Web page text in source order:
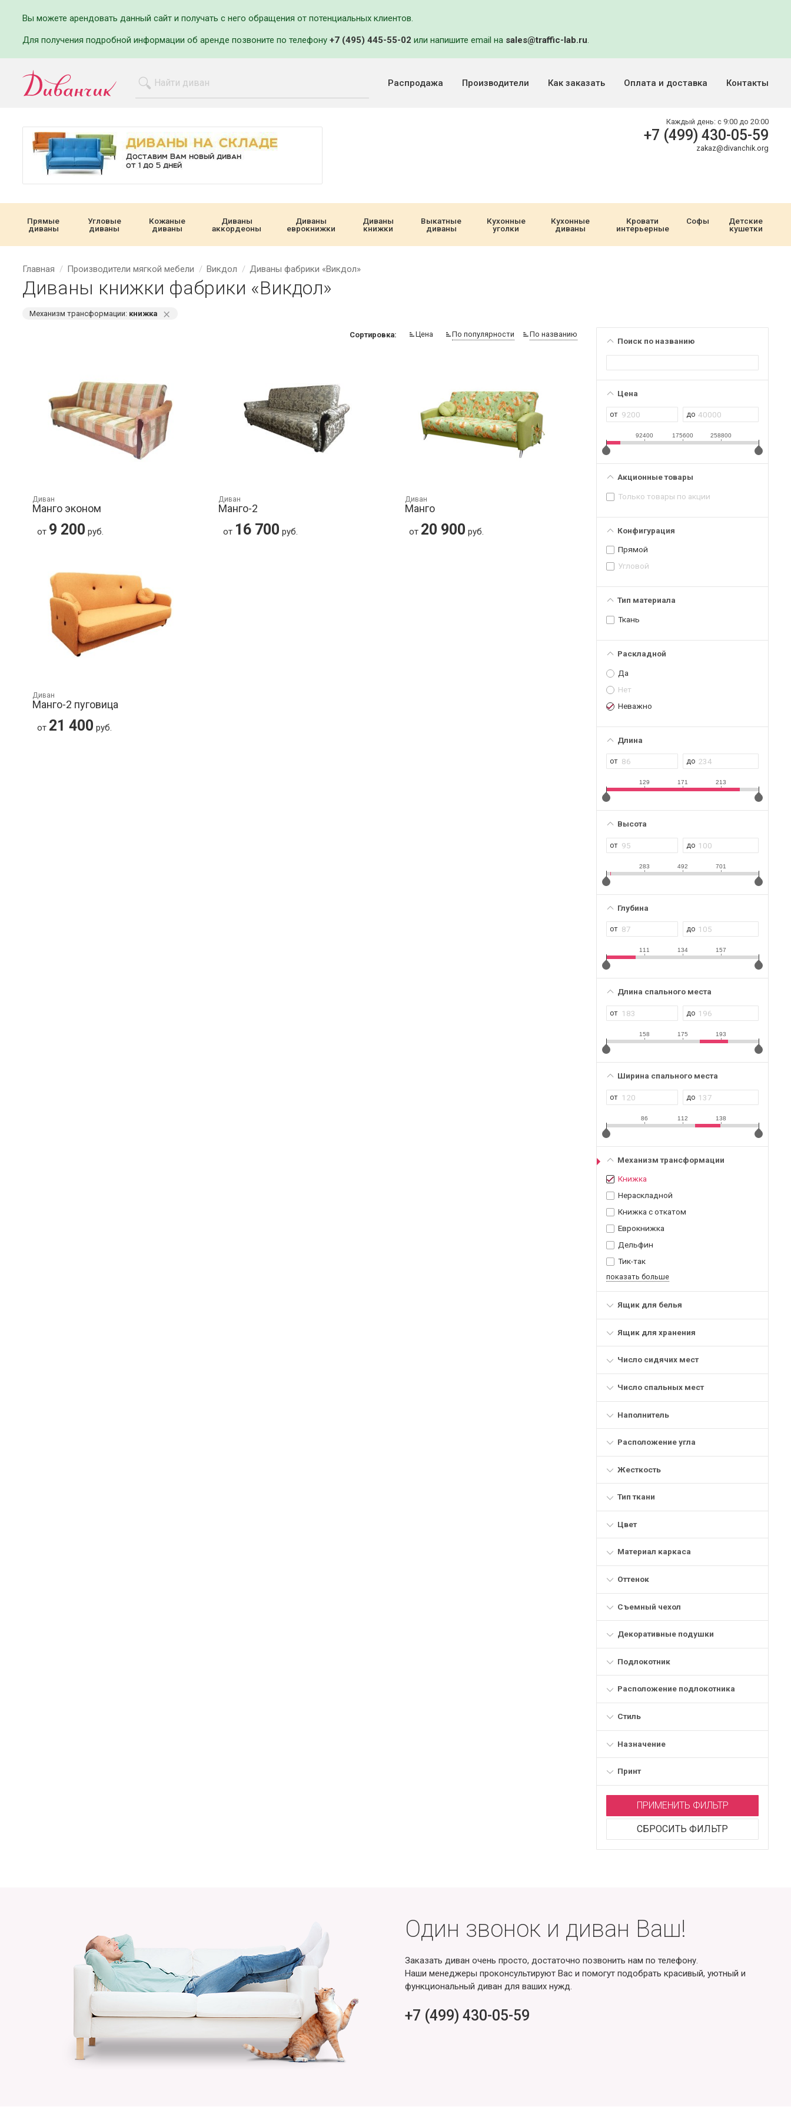
Вы можете арендовать данный сайт и получать с него обращения от потенциальных клиентов.
Для получения подробной информации об аренде позвоните по телефону +7 (495) 445-55-02 или напишите email на sales@traffic-lab.ru.
Распродажа Производители Как заказать Оплата и доставка Контакты
Каждый день: с 9:00 до 20:00
+7 (499) 430-05-59
zakaz@divanchik.org
Прямые
диваны
Угловые
диваны
Кожаные
диваны
Диваны
аккордеоны
Диваны
еврокнижки
Диваны
книжки
Выкатные
диваны
Кухонные
уголки
Кухонные
диваны
Кровати
интерьерные
Софы
Детские
кушетки
Главная Производители мягкой мебели Викдол Диваны фабрики «Викдол»
Диваны книжки фабрики «Викдол»
Поиск по названию
Цена
92400 175600 258800
Акционные товары
Только товары по акции
Конфигурация
Прямой
Угловой
Тип материала
Ткань
Раскладной
Да
Нет
Неважно
Длина
129 171 213
Высота
283 492 701
Глубина
111 134 157
Длина спального места
158 175 193
Ширина спального места
86 112 138
Механизм трансформации
Книжка
Нераскладной
Книжка с откатом
Еврокнижка
Дельфин
Тик-так
показать больше
Ящик для белья
Ящик для хранения
Число сидячих мест
Число спальных мест
Наполнитель
Расположение угла
Жесткость
Тип ткани
Цвет
Материал каркаса
Оттенок
Съемный чехол
Декоративные подушки
Подлокотник
Расположение подлокотника
Стиль
Назначение
Принт
ПРИМЕНИТЬ ФИЛЬТР
СБРОСИТЬ ФИЛЬТР
Механизм трансформации: книжка ⨯
Сортировка: Цена По популярности По названию
Диван
Манго эконом
от 9 200 руб.
Диван
Манго-2
от 16 700 руб.
Диван
Манго
от 20 900 руб.
Диван
Манго-2 пуговица
от 21 400 руб.
Один звонок и диван Ваш!
Заказать диван очень просто, достаточно позвонить нам по телефону.
Наши менеджеры проконсультируют Вас и помогут подобрать красивый, уютный и
функциональный диван для ваших нужд.
+7 (499) 430-05-59